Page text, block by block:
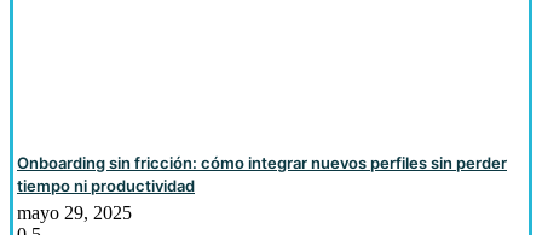
Onboarding sin fricción: cómo integrar nuevos perfiles sin perder
tiempo ni productividad
mayo 29, 2025